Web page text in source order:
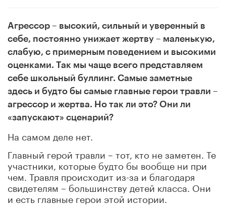
Агрессор – высокий, сильный и уверенный в
себе, постоянно унижает жертву – маленькую,
слабую, с примерным поведением и высокими
оценками. Так мы чаще всего представляем
себе школьный буллинг. Самые заметные
здесь и будто бы самые главные герои травли –
агрессор и жертва. Но так ли это? Они ли
«запускают» сценарий?
На самом деле нет.
Главный герой травли – тот, кто не заметен. Те
участники, которые будто бы вообще ни при
чем. Травля происходит из-за и благодаря
свидетелям – большинству детей класса. Они
и есть главные герои этой истории.